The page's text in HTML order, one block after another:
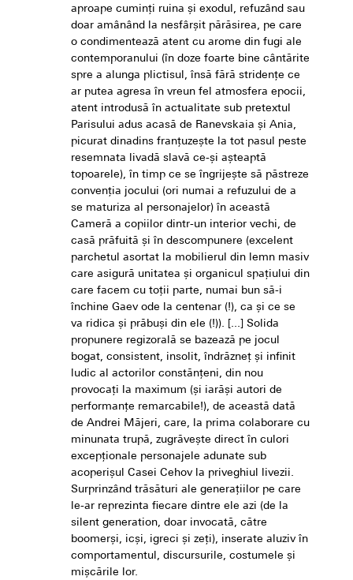
aproape cuminți ruina și exodul, refuzând sau
doar amânând la nesfârșit părăsirea, pe care
o condimentează atent cu arome din fugi ale
contemporanului (în doze foarte bine cântărite
spre a alunga plictisul, însă fără stridențe ce
ar putea agresa în vreun fel atmosfera epocii,
atent introdusă în actualitate sub pretextul
Parisului adus acasă de Ranevskaia și Ania,
picurat dinadins franțuzește la tot pasul peste
resemnata livadă slavă ce-și așteaptă
topoarele), în timp ce se îngrijește să păstreze
convenția jocului (ori numai a refuzului de a
se maturiza al personajelor) în această
Cameră a copiilor dintr-un interior vechi, de
casă prăfuită și în descompunere (excelent
parchetul asortat la mobilierul din lemn masiv
care asigură unitatea și organicul spațiului din
care facem cu toții parte, numai bun să-i
închine Gaev ode la centenar (!), ca și ce se
va ridica și prăbuși din ele (!)). [...] Solida
propunere regizorală se bazează pe jocul
bogat, consistent, insolit, îndrăzneț și infinit
ludic al actorilor constănțeni, din nou
provocați la maximum (și iarăși autori de
performanțe remarcabile!), de această dată
de Andrei Măjeri, care, la prima colaborare cu
minunata trupă, zugrăvește direct în culori
excepționale personajele adunate sub
acoperișul Casei Cehov la priveghiul livezii.
Surprinzând trăsături ale generațiilor pe care
le-ar reprezinta fiecare dintre ele azi (de la
silent generation, doar invocată, către
boomerși, icși, igreci și zeți), inserate aluziv în
comportamentul, discursurile, costumele și
mișcările lor.